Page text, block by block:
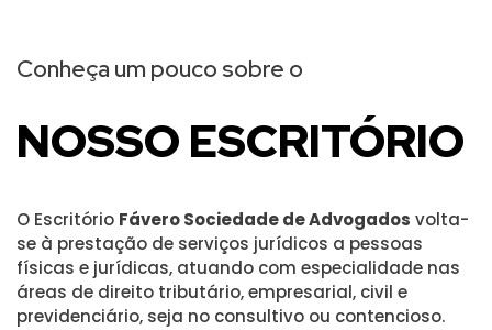
Conheça um pouco sobre o
NOSSO ESCRITÓRIO
O Escritório Fávero Sociedade de Advogados volta-
se à prestação de serviços jurídicos a pessoas
físicas e jurídicas, atuando com especialidade nas
áreas de direito tributário, empresarial, civil e
previdenciário, seja no consultivo ou contencioso.